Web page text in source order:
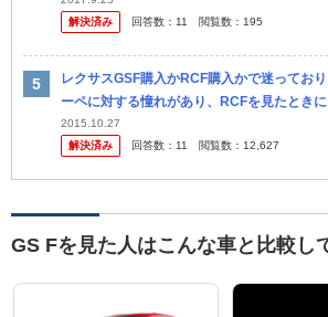
解決済み
回答数： 11 閲覧数： 195
レクサスGSF購入かRCF購入かで迷ってお
ーペに対する憧れがあり、RCFを見たとき
めていたのですが、RCFベースの4ドアセダ
で 心
2015.10.27
解決済み
回答数： 11 閲覧数： 12,627
GS Fを見た人はこんな車と比較し